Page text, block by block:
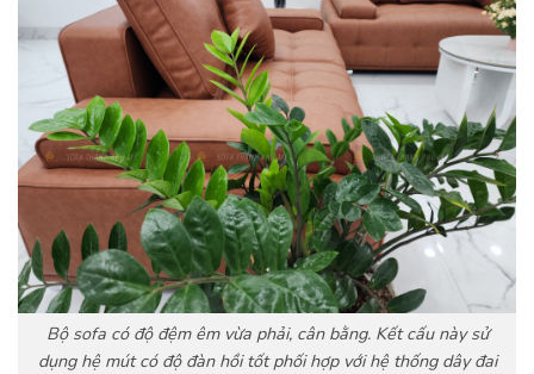
Bộ sofa có độ đệm êm vừa phải, cân bằng. Kết cấu này sử
dụng hệ mút có độ đàn hồi tốt phối hợp với hệ thống dây đai